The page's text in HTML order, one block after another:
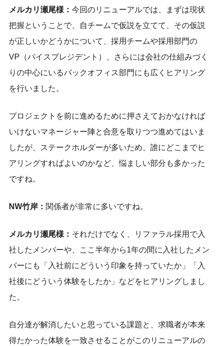
メルカリ瀬尾様： 今回のリニューアルでは、まずは現状
把握ということで、自チームで仮説を立てて、その仮説
が正しいかどうかについて、採用チームや採用部門の
VP（バイスプレジデント）、さらには会社の仕組みづく
りの中心にいるバックオフィス部門にも広くヒアリング
を行いました。
プロジェクトを前に進めるために押さえておかなければ
いけないマネージャー陣と合意を取りつつ進めてはいま
したが、ステークホルダーが多いため、誰にどこまでヒ
アリングすればよいのかなど、悩ましい部分も多かった
ですね。
NW竹岸： 関係者が非常に多いですね。
メルカリ瀬尾様： それだけでなく、リファラル採用で入
社したメンバーや、ここ半年から1年の間に入社したメン
バーにも「入社前にどういう印象を持っていたか」「入
社後にどういう体験をしたか」などをヒアリングしまし
た。
自分達が解消したいと思っている課題と、求職者が本来
得たかった体験を一致させることがこのリニューアルの